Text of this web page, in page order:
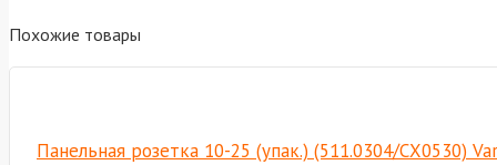
Похожие товары
Панельная розетка 10-25 (упак.) (511.0304/СХ0530)